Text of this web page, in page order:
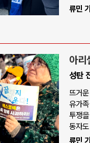
류민
아리
성탄
뜨거
유가
투쟁
동자
류민